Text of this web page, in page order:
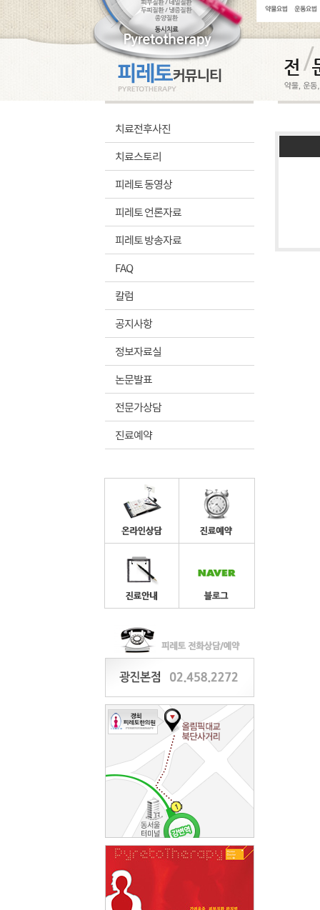
치료전후사진
치료스토리
피레토 동영상
피레토 언론자료
피레토 방송자료
FAQ
칼럼
공지사항
정보자료실
논문발표
전문가상담
진료예약